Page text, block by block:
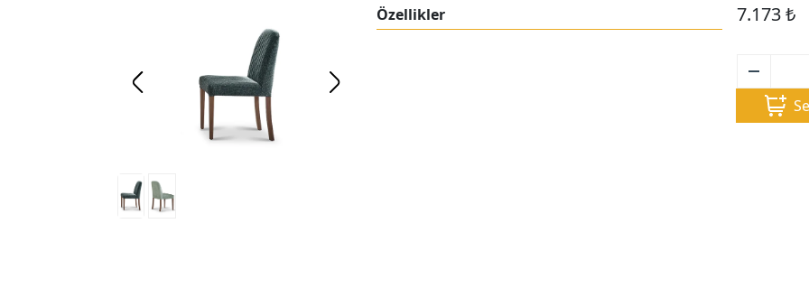
Özellikler 7.173₺